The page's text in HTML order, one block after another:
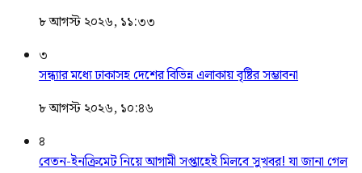
৮ আগস্ট ২০২৬, ১১:৩৩
৩
সন্ধ্যার মধ্যে ঢাকাসহ দেশের বিভিন্ন এলাকায় বৃষ্টির সম্ভাবনা
৮ আগস্ট ২০২৬, ১০:৪৬
৪
বেতন-ইনক্রিমেট নিয়ে আগামী সপ্তাহেই মিলবে সুখবর! যা জানা গেল